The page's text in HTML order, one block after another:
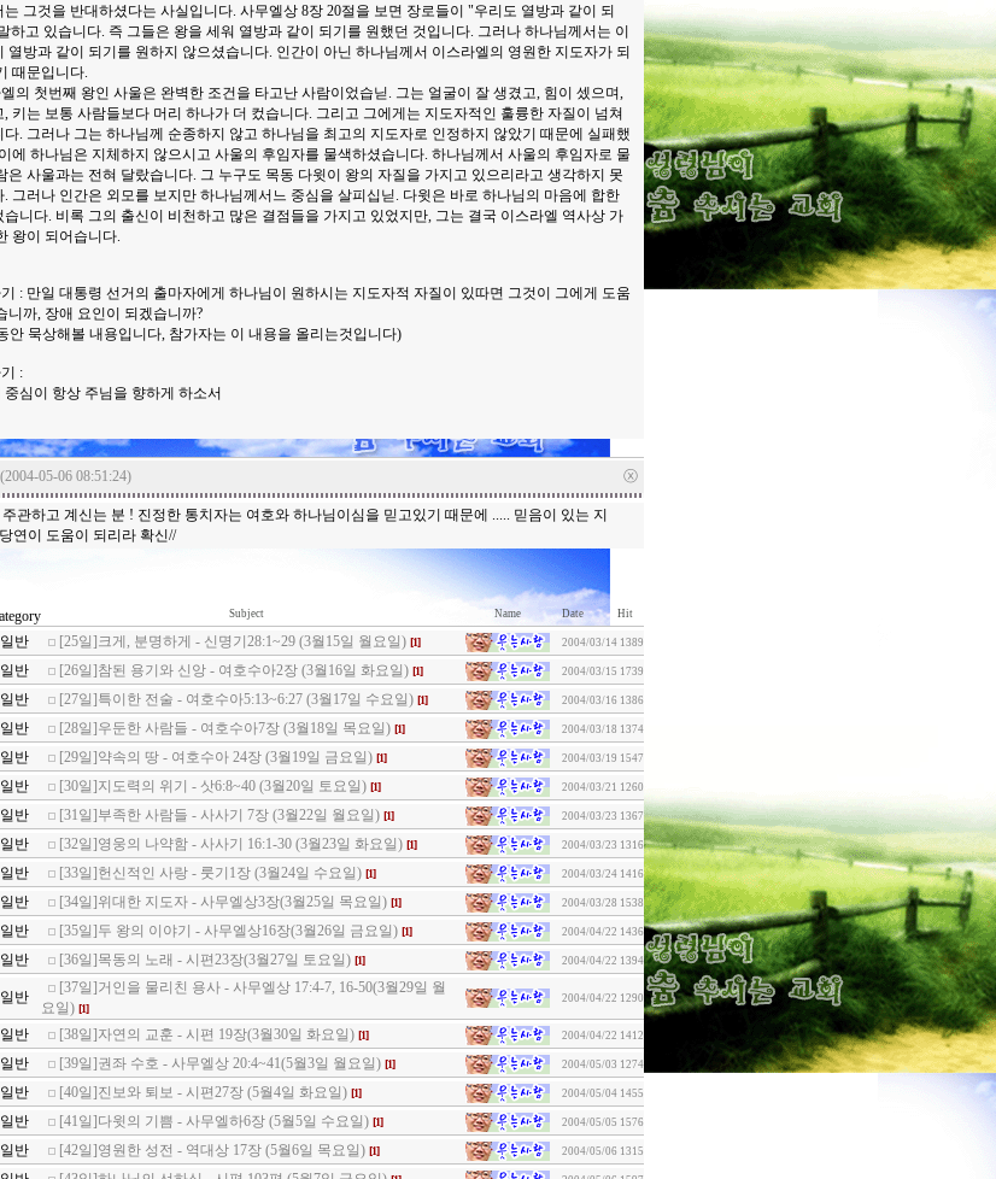
는 그것을 반대하셨다는 사실입니다. 사무엘상 8장 20절을 보면 장로들이 "우리도 열방과 같이 되
하고 있습니다. 즉 그들은 왕을 세워 열방과 같이 되기를 원했던 것입니다. 그러나 하나님께서는 이
열방과 같이 되기를 원하지 않으셨습니다. 인간이 아닌 하나님께서 이스라엘의 영원한 지도자가 되
때문입니다.
의 첫번째 왕인 사울은 완벽한 조건을 타고난 사람이었습닏. 그는 얼굴이 잘 생겼고, 힘이 셌으며,
, 키는 보통 사람들보다 머리 하나가 더 컸습니다. 그리고 그에게는 지도자적인 훌륭한 자질이 넘쳐
다. 그러나 그는 하나님께 순종하지 않고 하나님을 최고의 지도자로 인정하지 않았기 때문에 실패했
에 하나님은 지체하지 않으시고 사울의 후임자를 물색하셨습니다. 하나님께서 사울의 후임자로 물
은 사울과는 전혀 달랐습니다. 그 누구도 목동 다윗이 왕의 자질을 가지고 있으리라고 생각하지 못
. 그러나 인간은 외모를 보지만 하나님께서느 중심을 살피십닏. 다윗은 바로 하나님의 마음에 합한
습니다. 비록 그의 출신이 비천하고 많은 결점들을 가지고 있었지만, 그는 결국 이스라엘 역사상 가
왕이 되어습니다.
: 만일 대통령 선거의 출마자에게 하나님이 원하시는 지도자적 자질이 있따면 그것이 그에게 도움
니까, 장애 요인이 되겠습니까?
묵상해볼 내용입니다, 참가자는 이 내용을 올리는것입니다)
:
심이 항상 주님을 향하게 하소서
(2004-05-06 08:51:24) ⓧ
관하고 계신는 분 ! 진정한 통치자는 여호와 하나님이심을 믿고있기 때문에 ..... 믿음이 있는 지
연이 도움이 되리라 확신//
Subject Name Date Hit
일반 [25일]크게, 분명하게 - 신명기28:1~29 (3월15일 월요일) [1] 2004/03/141389
일반 [26일]참된 용기와 신앙 - 여호수아2장 (3월16일 화요일) [1] 2004/03/15 1739
일반 [27일]특이한 전술 - 여호수아5:13~6:27 (3월17일 수요일) [1] 2004/03/16 1386
일반 [28일]우둔한 사람들 - 여호수아7장 (3월18일 목요일) [1] 2004/03/18 1374
일반 [29일]약속의 땅 - 여호수아 24장 (3월19일 금요일) [1] 2004/03/19 1547
일반 [30일]지도력의 위기 - 삿6:8~40 (3월20일 토요일) [1] 2004/03/21 1260
일반 [31일]부족한 사람들 - 사사기 7장 (3월22일 월요일) [1] 2004/03/23 1367
일반 [32일]영웅의 나약함 - 사사기 16:1-30 (3월23일 화요일) [1] 2004/03/23 1316
일반 [33일]헌신적인 사랑 - 룻기1장 (3월24일 수요일) [1] 2004/03/241416
일반 [34일]위대한 지도자 - 사무엘상3장(3월25일 목요일) [1] 2004/03/28 1538
일반 [35일]두 왕의 이야기 - 사무엘상16장(3월26일 금요일) [1] 2004/04/22 1436
일반 [36일]목동의 노래 - 시편23장(3월27일 토요일) [1] 2004/04/22 1394
일반
[37일]거인을 물리친 용사 - 사무엘상 17:4-7, 16-50(3월29일 월
요일) [1]
2004/04/22 1290
일반 [38일]자연의 교훈 - 시편 19장(3월30일 화요일) [1] 2004/04/22 1412
일반 [39일]권좌 수호 - 사무엘상 20:4~41(5월3일 월요일) [1] 2004/05/03 1274
일반 [40일]진보와 퇴보 - 시편27장 (5월4일 화요일) [1] 2004/05/041455
일반 [41일]다윗의 기쁨 - 사무엘하6장 (5월5일 수요일) [1] 2004/05/05 1576
일반 [42일]영원한 성전 - 역대상 17장 (5월6일 목요일) [1] 2004/05/06 1315